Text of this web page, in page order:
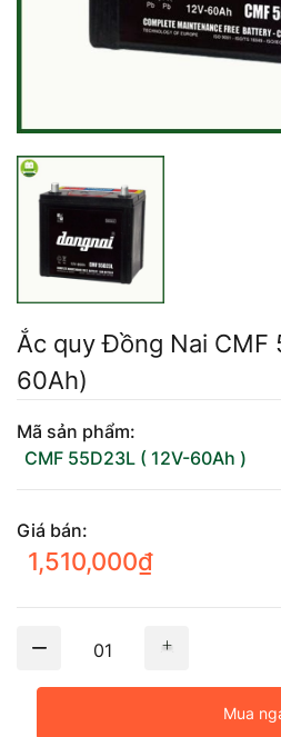
Ắc quy Đồng Nai CMF
60Ah)
Mã sản phẩm:
CMF 55D23L ( 12V-60Ah )
Giá bán:
1,510,000₫
01
Mua